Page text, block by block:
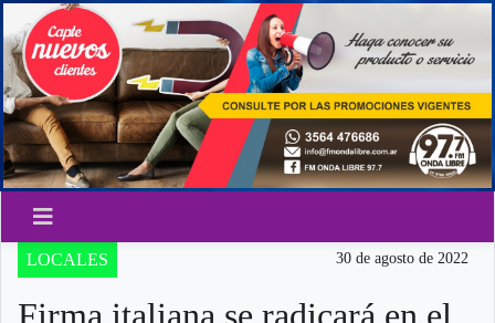
LOCALES 30 de agosto de 2022